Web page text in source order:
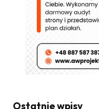
Ostatnie wpisy